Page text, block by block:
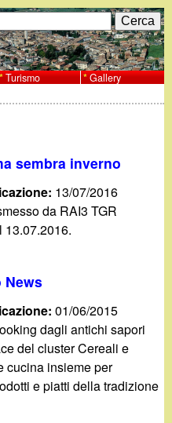
Turismo Gallery
sembra inverno
13/07/2016
da RAI3 TGR
13.07.2016.
News
01/06/2015
dagli antichi sapori
del cluster Cereali e
cucina insieme per
e piatti della tradizione